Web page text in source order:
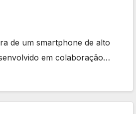
de um smartphone de alto
em colaboração…